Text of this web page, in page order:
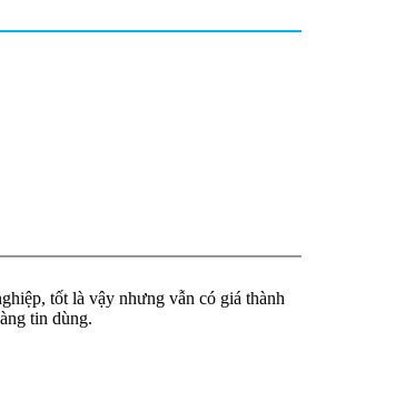
tốt là vậy nhưng vẫn có giá thành
tin dùng.